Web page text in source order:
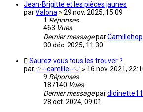
Jean-Brigitte et les pièces jaunes
parValona » 29 nov. 2025, 15:09
1 Réponses
463 Vues
Dernier messagepar
30 déc. 2025, 11:30
Saurez vous tous les trouver ?
par ♡--camille--♡ » 16 nov. 2021,
9 Réponses
187140 Vues
Dernier messagepar
28 oct. 2024, 09:01